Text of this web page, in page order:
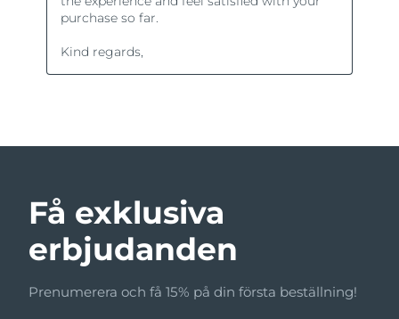
Få exklusiva
erbjudanden
Prenumerera och få 15% på din första beställning!